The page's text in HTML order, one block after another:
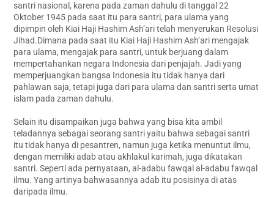
santri nasional, karena pada zaman dahulu di tanggal 22
Oktober 1945 pada saat itu para santri, para ulama yang
dipimpin oleh Kiai Haji Hashim Ash’ari telah menyerukan Resolusi
Jihad.Dimana pada saat itu Kiai Haji Hashim Ash’ari mengajak
para ulama, mengajak para santri, untuk berjuang dalam
mempertahankan negara Indonesia dari penjajah. Jadi yang
memperjuangkan bangsa Indonesia itu tidak hanya dari
pahlawan saja, tetapi juga dari para ulama dan santri serta umat
islam pada zaman dahulu.
Selain itu disampaikan juga bahwa yang bisa kita ambil
teladannya sebagai seorang santri yaitu bahwa sebagai santri
itu tidak hanya di pesantren, namun juga ketika menuntut ilmu,
dengan memiliki adab atau akhlakul karimah, juga dikatakan
santri. Seperti ada pernyataan, al-adabu fawqal al-adabu fawqal
ilmu. Yang artinya bahwasannya adab itu posisinya di atas
daripada ilmu.